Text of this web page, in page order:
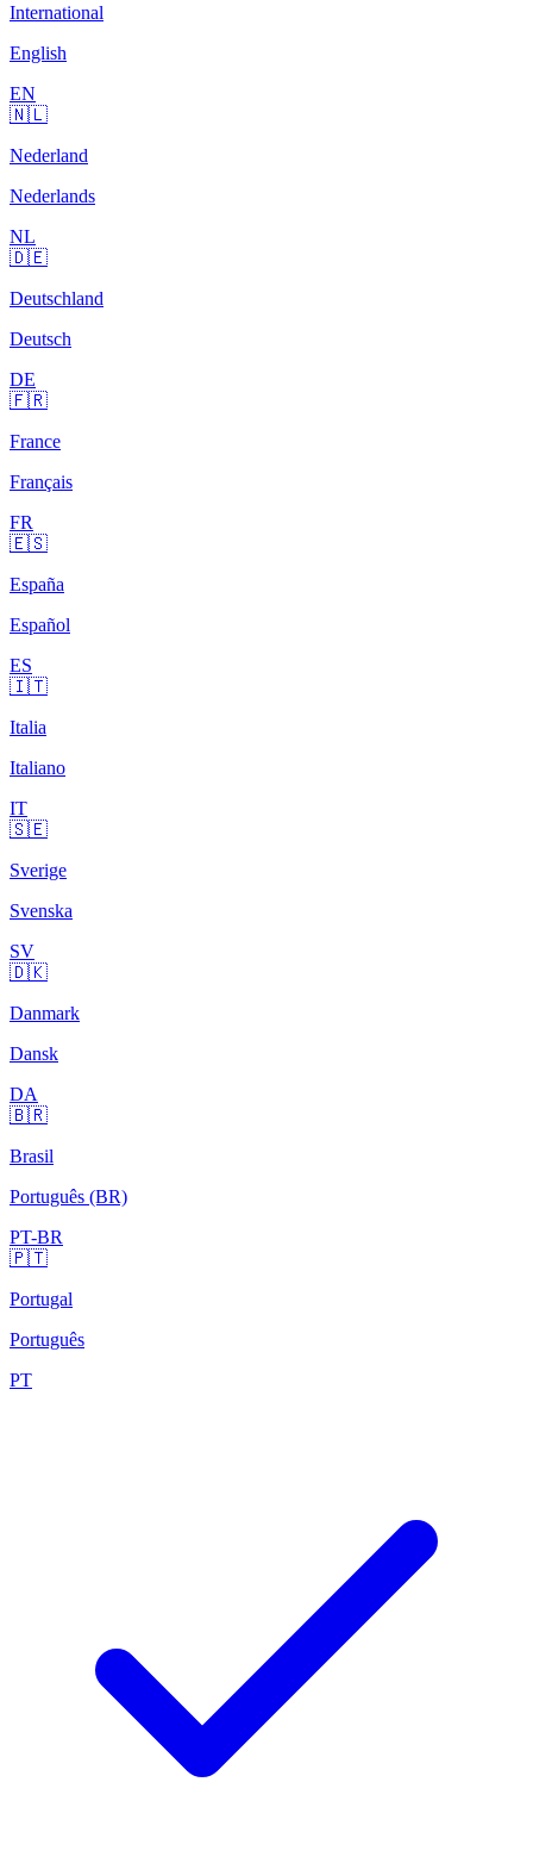
International
English
EN
🇳🇱
Nederland
Nederlands
NL
🇩🇪
Deutschland
Deutsch
DE
🇫🇷
France
Français
FR
🇪🇸
España
Español
ES
🇮🇹
Italia
Italiano
IT
🇸🇪
Sverige
Svenska
SV
🇩🇰
Danmark
Dansk
DA
🇧🇷
Brasil
Português (BR)
PT-BR
🇵🇹
Portugal
Português
PT